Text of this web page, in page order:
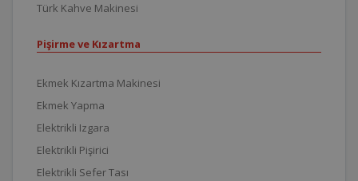
Türk Kahve Makinesi
Pişirme ve Kızartma
Ekmek Kızartma Makinesi
Ekmek Yapma
Elektrikli Izgara
Elektrikli Pişirici
Elektrikli Sefer Tası